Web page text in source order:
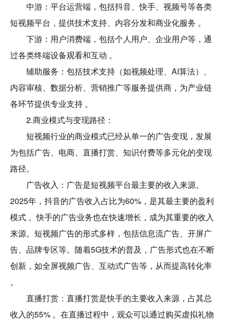
中游：平台运营端，包括抖音、快手、视频号等各类
短视频平台，提供技术支持、内容分发和商业化服务 。
下游：用户消费端，包括个人用户、企业用户等，通
过各类终端设备观看和互动 。
辅助服务：包括技术支持（如视频处理、AI算法）、
内容审核、数据分析、营销推广等服务提供商，为产业链
各环节提供专业支持 。
2.商业模式与变现路径：
短视频行业的商业模式已经从单一的广告变现，发展
为包括广告、电商、直播打赏、知识付费等多元化的变现
路径。
广告收入：广告是短视频平台最主要的收入来源。
2025年，抖音的广告收入占比为60%，是其最主要的盈利
模式 。快手的广告业务也在快速增长，成为其重要的收入
来源。短视频广告的形式多样，包括信息流广告、开屏广
告、品牌专区等。随着5G技术的普及，广告形式也在不断
创新，如全屏视频广告、互动式广告等，从而提高转化率
。
直播打赏：直播打赏是快手的主要收入来源，占其总
收入的55% 。在直播过程中，观众可以通过购买虚拟礼物